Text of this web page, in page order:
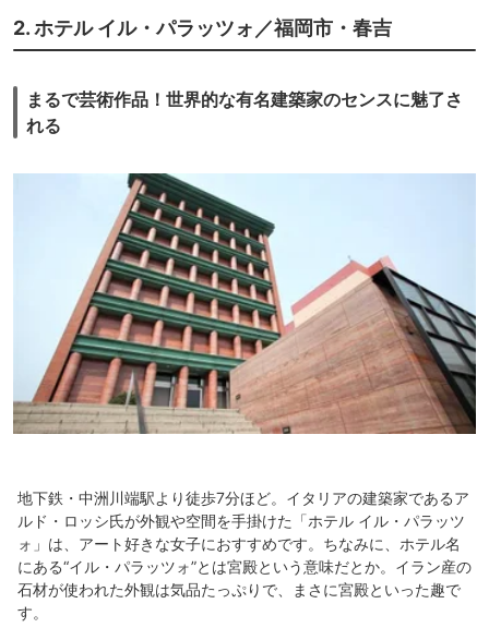
ティを堪能しました。
2. ホテル イル・パラッツォ／福岡市・春吉
まるで芸術作品！世界的な有名建築家のセンスに魅了さ
れる
地下鉄・中洲川端駅より徒歩7分ほど。イタリアの建築家であるア
ルド・ロッシ氏が外観や空間を手掛けた「ホテル イル・パラッツ
ォ」は、アート好きな女子におすすめです。ちなみに、ホテル名
にある“イル・パラッツォ”とは宮殿という意味だとか。イラン産の
石材が使われた外観は気品たっぷりで、まさに宮殿といった趣で
す。